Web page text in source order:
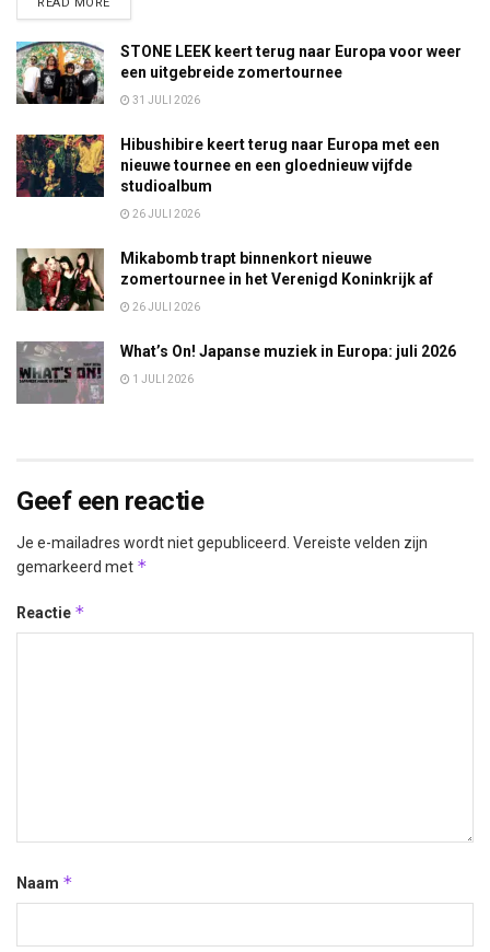
READ MORE
STONE LEEK keert terug naar Europa voor weer
een uitgebreide zomertournee
31 JULI 2026
Hibushibire keert terug naar Europa met een
nieuwe tournee en een gloednieuw vijfde
studioalbum
26 JULI 2026
Mikabomb trapt binnenkort nieuwe
zomertournee in het Verenigd Koninkrijk af
26 JULI 2026
What’s On! Japanse muziek in Europa: juli 2026
1 JULI 2026
Geef een reactie
Je e-mailadres wordt niet gepubliceerd. Vereiste velden zijn
gemarkeerd met *
Reactie *
Naam *